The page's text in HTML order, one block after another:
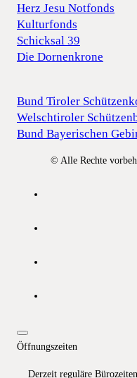
Herz Jesu Notfonds
Kulturfonds
Schicksal 39
Die Dornenkrone
Bund Tiroler
Welschtiroler
Bund Bayerischen
© Alle Rechte
Öffnungszeiten
Derzeit reguläre